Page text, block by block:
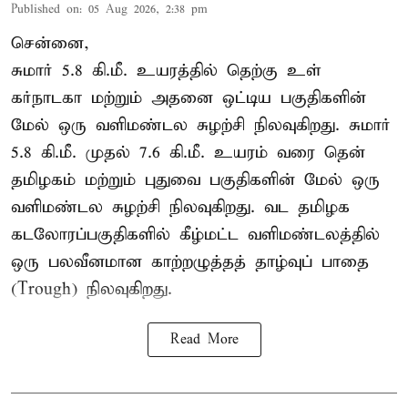
Published on: 05 Aug 2026, 2:38 pm
சென்னை,
சுமார் 5.8 கி.மீ. உயரத்தில் தெற்கு உள்
கர்நாடகா மற்றும் அதனை ஒட்டிய பகுதிகளின்
மேல் ஒரு வளிமண்டல சுழற்சி நிலவுகிறது. சுமார்
5.8 கி.மீ. முதல் 7.6 கி.மீ. உயரம் வரை தென்
தமிழகம் மற்றும் புதுவை பகுதிகளின் மேல் ஒரு
வளிமண்டல சுழற்சி நிலவுகிறது. வட தமிழக
கடலோரப்பகுதிகளில் கீழ்மட்ட வளிமண்டலத்தில்
ஒரு பலவீனமான காற்றழுத்தத் தாழ்வுப் பாதை
(Trough) நிலவுகிறது.
Read More